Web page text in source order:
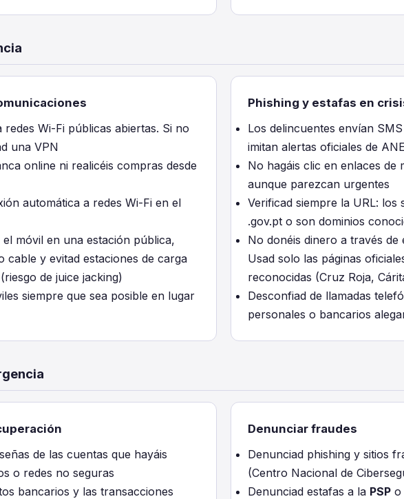
redes Wi-Fi públicas abiertas. Si no
una VPN
online ni realicéis compras desde
automática a redes Wi-Fi en el
el móvil en una estación pública,
cable y evitad estaciones de carga
de juice jacking)
siempre que sea posible en lugar
Phishing y estafas en
Los delincuentes envían
imitan alertas oficiales de
No hagáis clic en enlaces de
aunque parezcan urgentes
Verificad siempre la URL: los
.gov.pt o son dominios
No donéis dinero a través de
Usad solo las páginas
reconocidas (Cruz Roja,
Desconfiad de llamadas
personales o bancarios
de las cuentas que hayáis
o redes no seguras
bancarios y las transacciones
Denunciar fraudes
Denunciad phishing y sitios
(Centro Nacional de
Denunciad estafas a la PSP o